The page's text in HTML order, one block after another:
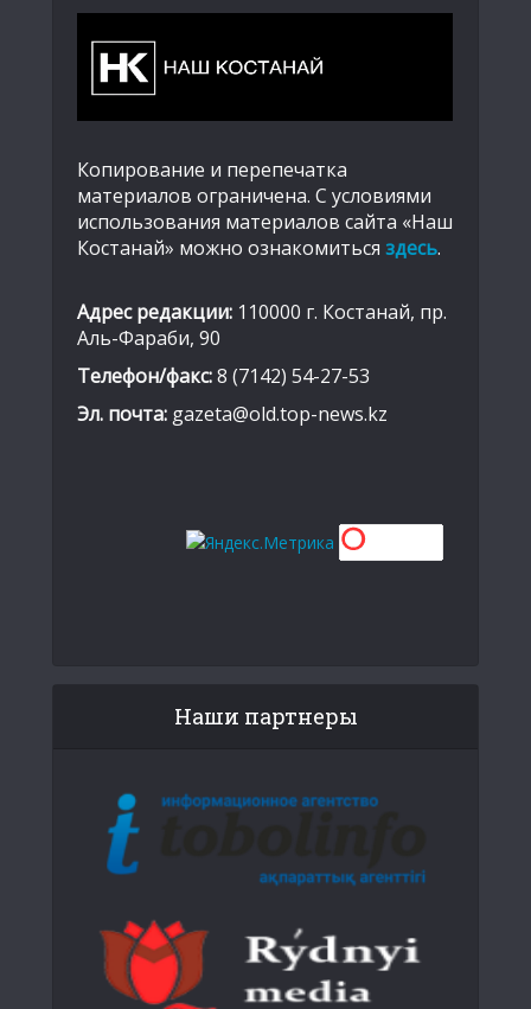
Копирование и перепечатка
материалов ограничена. С условиями
использования материалов сайта «Наш
Костанай» можно ознакомиться здесь.
Адрес редакции: 110000 г. Костанай, пр.
Аль-Фараби, 90
Телефон/факс:8 (7142) 54-27-53
Эл. почта: gazeta@old.top-news.kz
Наши партнеры